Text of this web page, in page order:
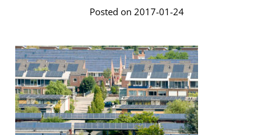
Posted on 2017-01-24